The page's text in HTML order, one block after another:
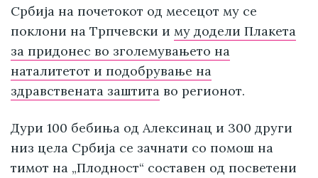
Србија на почетокот од месецот му се
поклони на Трпчевски и му додели Плакета
за придонес во зголемувањето на
наталитетот и подобрување на
здравствената заштита во регионот.
Дури 100 бебиња од Алексинац и 300 други
низ цела Србија се зачнати со помош на
тимот на „Плодност“ составен од посветени